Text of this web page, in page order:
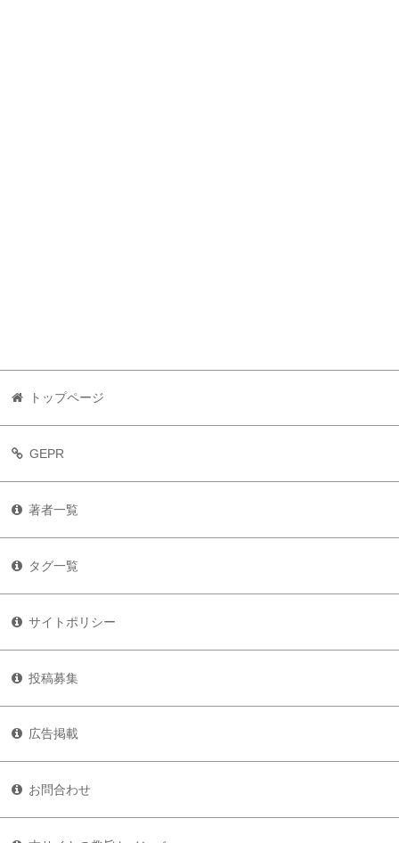
トップページ
GEPR
著者一覧
タグ一覧
サイトポリシー
投稿募集
広告掲載
お問合わせ